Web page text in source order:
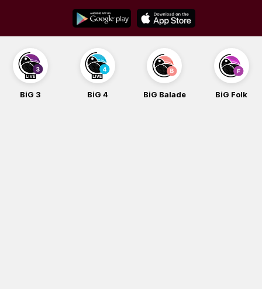
content
BiG 3 BiG 4 BiG Balade BiG Folk